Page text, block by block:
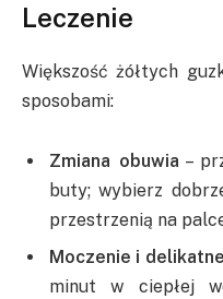
Leczenie
Większość żółtych
sposobami:
Zmiana obuwia –
buty; wybierz
przestrzenią na
Moczenie i
minut w ciepłej